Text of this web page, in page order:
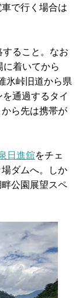
で行く場合は
ること。なお
着いてから
氷峠旧道から県
通過するタイ
ら先は携帯が
日進舘をチェ
ダムへ。しか
公園展望スペ